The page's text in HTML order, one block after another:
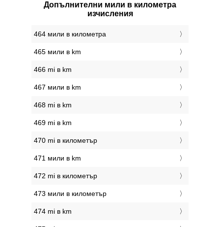
Допълнителни мили в километра
изчисления
464 мили в километра
465 мили в km
466 mi в km
467 мили в km
468 mi в km
469 mi в km
470 mi в километър
471 мили в km
472 mi в километър
473 мили в километър
474 mi в km